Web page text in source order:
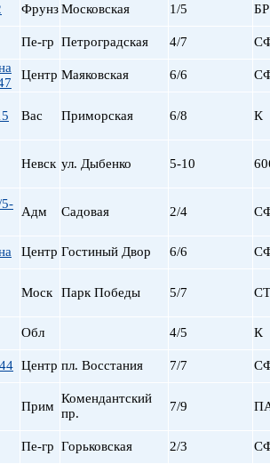
Ст.Фонд Кап.Рем.
Старый фонд (СФ)
ФрунзМосковская 1/5 БР
Пе-гр Петроградская 4/7
Центр Маяковская 6/6
Вас Приморская 6/8 К
Невск ул. Дыбенко 5-10
5-
Адм Садовая 2/4
Центр Гостиный Двор 6/6
Моск Парк Победы 5/7 СТ
Обл 4/5 К
Центр пл. Восстания 7/7
Прим
Комендантский
пр.
7/9
Пе-гр Горьковская 2/3